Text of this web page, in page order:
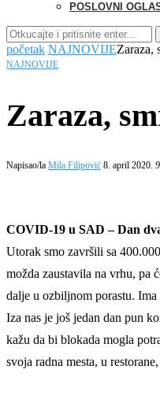
POSLOVNI
početak NAJNOVIJEZaraza,
NAJNOVIJE
Zaraza,
Napisao/la Mila Filipović 8. april 2020.
COVID-19 u SAD – Dan
Utorak smo završili sa
možda zaustavila na vrhu, pa
dalje u ozbiljnom porastu.
Iza nas je još jedan dan pun
kažu da bi blokada mogla
svoja radna mesta, u